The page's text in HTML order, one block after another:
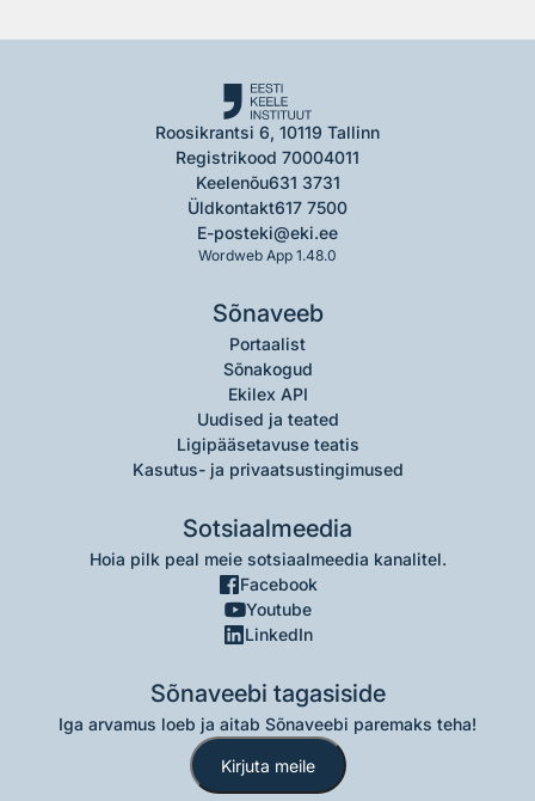
Roosikrantsi 6, 10119 Tallinn
Registrikood 70004011
Keelenõu631 3731
Üldkontakt617 7500
E-posteki@eki.ee
Wordweb App 1.48.0
Sõnaveeb
Portaalist
Sõnakogud
Ekilex API
Uudised ja teated
Ligipääsetavuse teatis
Kasutus- ja privaatsustingimused
Sotsiaalmeedia
Hoia pilk peal meie sotsiaalmeedia kanalitel.
Facebook
Youtube
LinkedIn
Sõnaveebi tagasiside
Iga arvamus loeb ja aitab Sõnaveebi paremaks teha!
Kirjuta meile